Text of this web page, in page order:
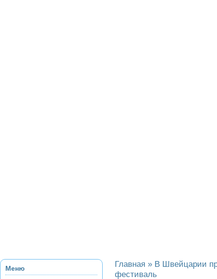
Меню Главная » В Швейцарии
фестиваль